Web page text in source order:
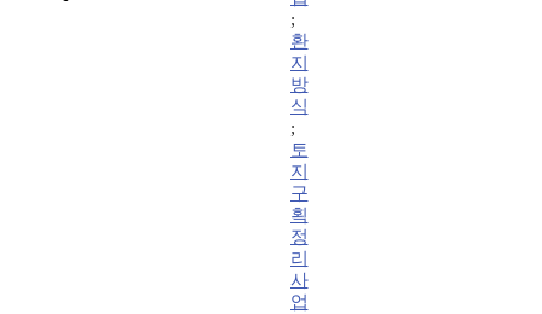
;
환
지
방
식
;
토
지
구
획
정
리
사
업